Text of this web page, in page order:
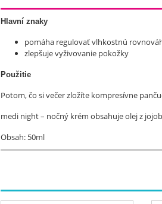
Hlavní znaky
pomáha regulovať vlhkostnú
zlepšuje vyživovanie pokožky
Použitie
Potom, čo si večer zložíte kompresívne
medi night – nočný krém obsahuje olej z
Obsah: 50ml